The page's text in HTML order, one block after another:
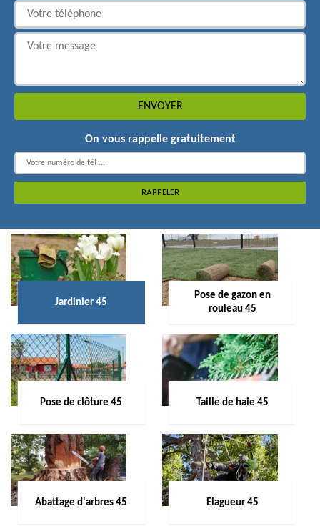
On vous rappelle gratuitement
Jardinier 45
Pose de gazon en
rouleau 45
Pose de clôture 45 Taille de haie 45
Abattage d'arbres 45 Elagueur 45